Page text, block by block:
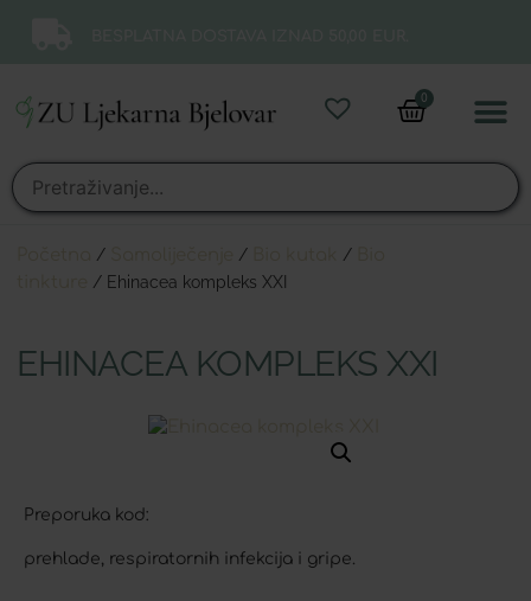
0
/ / /
/ Ehinacea kompleks XXI
EHINACEA KOMPLEKS XXI
Preporuka kod:
prehlade, respiratornih infekcija i gripe.